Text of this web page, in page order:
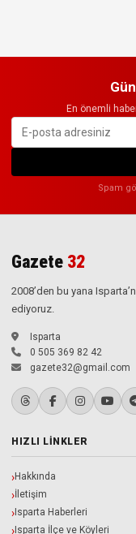
En önemli
Spam
Gazete 32
2008’den bu yana
ediyoruz.
Isparta
0 505 369 82 42
gazete32@gmail.com
HIZLI LINKLER
Hakkında
İletişim
Isparta Haberleri
Isparta İlçe ve Köyleri